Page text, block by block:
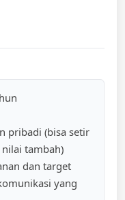
pribadi (bisa setir
tambah)
dan target
yang